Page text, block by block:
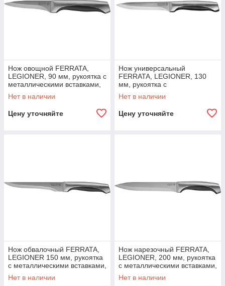
Нож овощной FERRATA,
LEGIONER, 90 мм, рукоятка с
металлическими вставками,
нержавеющее лезвие
(47948)
Нет в наличии
Цену уточняйте
Нож универсальный
FERRATA, LEGIONER, 130
мм, рукоятка с
металлическими вставками,
нержавеющее лезвие
Нет в наличии
Цену уточняйте
Нож обвалочный FERRATA,
LEGIONER 150 мм, рукоятка
с металлическими вставками,
нержавеющее лезвие
(47945)
Нет в наличии
Нож нарезочный FERRATA,
LEGIONER, 200 мм, рукоятка
с металлическими вставками,
нержавеющее лезвие
(47942)
Нет в наличии